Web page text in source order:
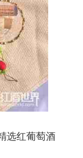
选红葡萄酒